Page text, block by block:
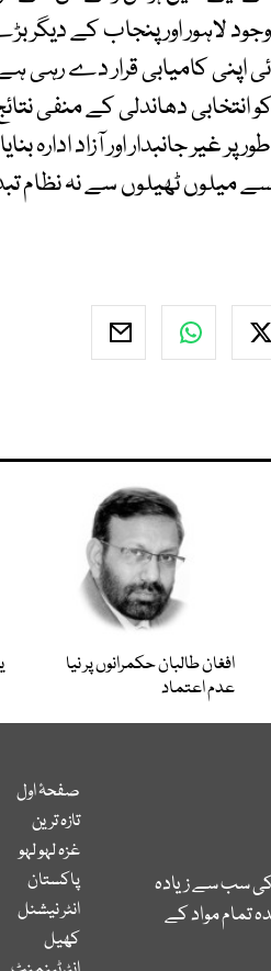
لاہور اور پنجاب کے دیگر
اپنی کامیابی قرار دے رہی
دھاندلی کے منفی
جانبدار اور آزاد ادارہ
میلوں ٹھیلوں سے نہ نظام
افغان طالبان حکمرانوں پر نیا
عدم اعتماد
کی سب سے زیادہ
تمام مواد کے
صفحۂ اول
تازہ ترین
غزہ لہو لہو
پاکستان
انٹر نیشنل
کھیل